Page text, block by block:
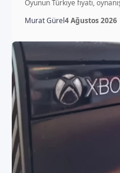
Oyunun Türkiye fiyatı,
Murat Gürel4 Ağustos 2026